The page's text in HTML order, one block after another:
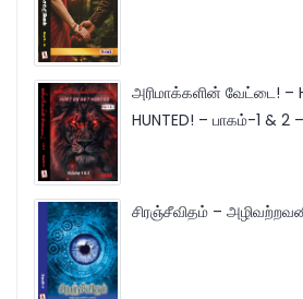
அரிமாக்களின் வேட்டை! –
HUNTED! – பாகம்-1 & 2
சிரஞ்சீவிதம் –